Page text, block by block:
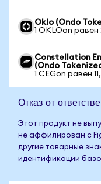
Oklo (Ondo
1 OKLOon равен
Constellation
(Ondo
1 CEGon равен
Отказ от
Этот продукт не
не аффилирован с
другие товарные
идентификации